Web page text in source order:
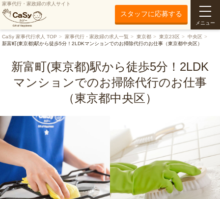
家事代行・家政婦の求人サイト
スタッフに応募する
メニュー
CaSy 家事代行求人 TOP 家事代行・家政婦の求人一覧 東京都 東京23区
中央区
新富町(東京都)駅から徒歩5分！2LDKマンションでのお掃除代行のお仕事（東京都中央区）
新富町(東京都)駅から徒歩5分！2LDK
マンションでのお掃除代行のお仕事
（東京都中央区）